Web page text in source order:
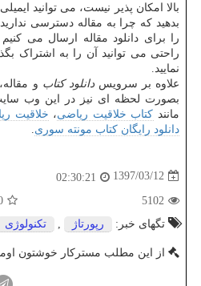
بالا امکان پذیر نیست، می توانید
بدهید که چرا به مقاله دسترسی
را برای دانلود مقاله ارسال می
راحتی می توانید آن را به اشتراک
نمایید.
علاوه بر سرویسدانلود کتاب و
بصورت لحظه ای نیز در این وب
مانند کتاب خلاقیت ریاضی، خلاقیت
دانلود رایگان کتاب مونته سوری.
1397/03/12
02:30:21
5102
تگهای خبر:
رپورتاژ تكنولوژی
از این مطلب مسترکار خوشتون